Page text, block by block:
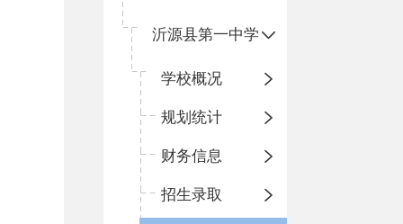
沂源县第一中学
学校概况
规划统计
财务信息
招生录取